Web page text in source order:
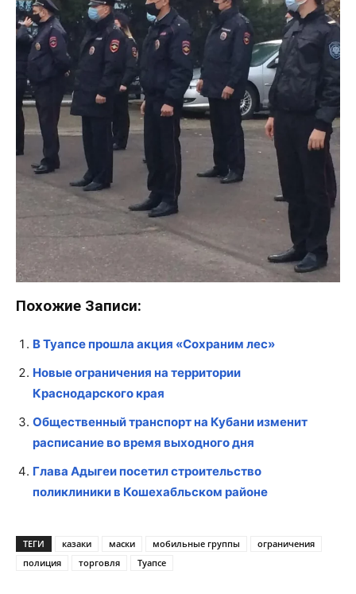
Похожие Записи:
В Туапсе прошла акция «Сохраним лес»
Новые ограничения на территории
Краснодарского края
Общественный транспорт на Кубани изменит
расписание во время выходного дня
Глава Адыгеи посетил строительство
поликлиники в Кошехабльском районе
ТЕГИ казаки маски мобильные группы
ограничения
полиция
торговля Туапсе